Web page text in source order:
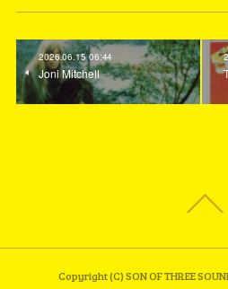
2026.06.15 06:44
Joni Mitchell
Copyright (C) SON OF THREE